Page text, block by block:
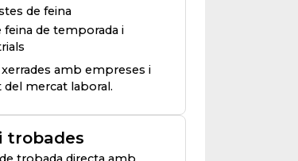
de feina
feina de temporada i
amb empreses i
del mercat laboral.
trobades